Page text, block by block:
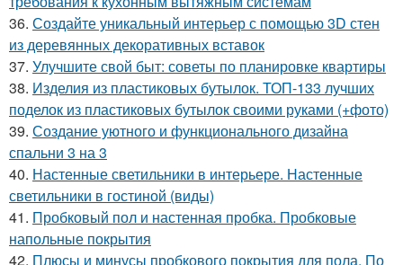
36. Создайте уникальный интерьер с помощью 3D стен
из деревянных декоративных вставок
37. Улучшите свой быт: советы по планировке квартиры
38. Изделия из пластиковых бутылок. ТОП-133 лучших
поделок из пластиковых бутылок своими руками (+фото)
39. Создание уютного и функционального дизайна
спальни 3 на 3
40. Настенные светильники в интерьере. Настенные
светильники в гостиной (виды)
41. Пробковый пол и настенная пробка. Пробковые
напольные покрытия
42. Плюсы и минусы пробкового покрытия для пола. По